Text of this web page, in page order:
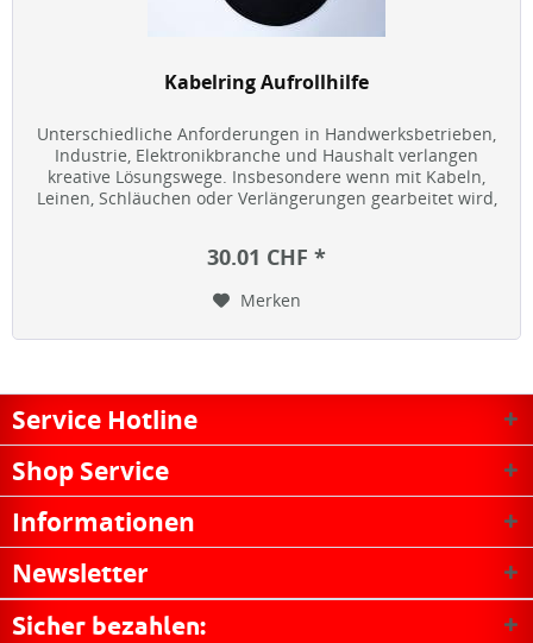
Kabelring Aufrollhilfe
Unterschiedliche Anforderungen in Handwerksbetrieben,
Industrie, Elektronikbranche und Haushalt verlangen
kreative Lösungswege. Insbesondere wenn mit Kabeln,
Leinen, Schläuchen oder Verlängerungen gearbeitet wird,
30.01 CHF *
Merken
Service Hotline
Shop Service
Informationen
Newsletter
Sicher bezahlen: